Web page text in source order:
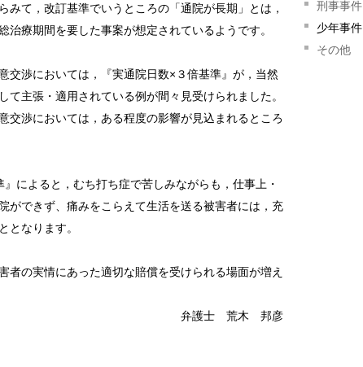
て，改訂基準でいうところの「通院が長期」とは，
治療期間を要した事案が想定されているようです。
交渉においては，『実通院日数×３倍基準』が，当然
て主張・適用されている例が間々見受けられました。
交渉においては，ある程度の影響が見込まれるところ
によると，むち打ち症で苦しみながらも，仕事上・
ができず、痛みをこらえて生活を送る被害者には，充
となります。
者の実情にあった適切な賠償を受けられる場面が増え
弁護士 荒木 邦彦
刑事事件
少年事件
その他